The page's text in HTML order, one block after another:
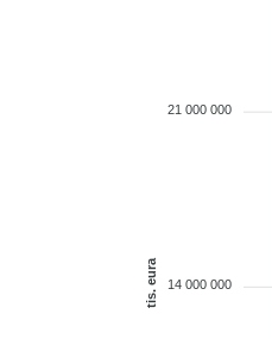
21 000 000
14 000 000
tis. eura